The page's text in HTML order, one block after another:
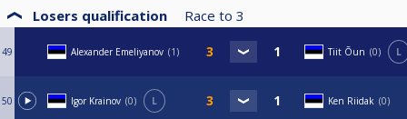
Losers qualification Race to 3
49 Alexander Emeliyanov 1 Tiit Õun 0 L
50 Igor Krainov 0 L Ken Riidak 0